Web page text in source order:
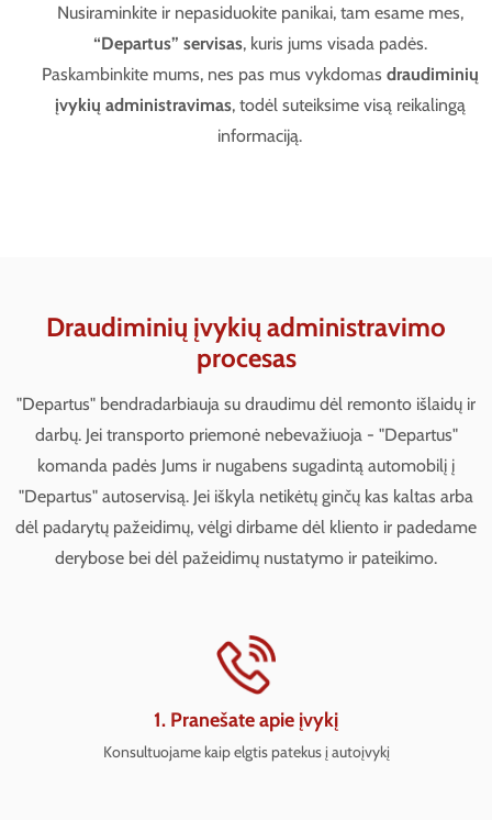
Nusiraminkite ir nepasiduokite panikai, tam esame mes,
“Departus” servisas, kuris jums visada padės.
Paskambinkite mums, nes pas mus vykdomas draudiminių
įvykių administravimas, todėl suteiksime visą reikalingą
informaciją.
Draudiminių įvykių administravimo
procesas
"Departus" bendradarbiauja su draudimu dėl remonto išlaidų ir
darbų. Jei transporto priemonė nebevažiuoja - "Departus"
komanda padės Jums ir nugabens sugadintą automobilį į
"Departus" autoservisą. Jei iškyla netikėtų ginčų kas kaltas arba
dėl padarytų pažeidimų, vėlgi dirbame dėl kliento ir padedame
derybose bei dėl pažeidimų nustatymo ir pateikimo.
1. Pranešate apie įvykį
Konsultuojame kaip elgtis patekus į autoįvykį